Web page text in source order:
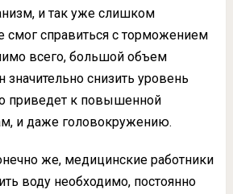
и так уже слишком
смог справиться с торможением
всего, большой объем
значительно снизить уровень
приведет к повышенной
и даже головокружению.
же, медицинские работники
воду необходимо, постоянно